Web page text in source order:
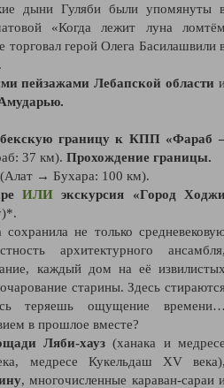
дыни Гуляби были упомянуты
«Когда лежит луна
герой Олега Басилашвили
пейзажами Лебапской области
границу к КПП «Фараб
37 км). Прохождение границы.
(Алат → Бухара: 100 км).
ИЛИ экскурсия «Город
не только
архитектурного
каждый дом на её
старины. Здесь
теряешь ощущение
в прошлое вместе?
Ляби-хауз (ханака и
медресе Кукельдаш XV
, многочисленные караван-сараи